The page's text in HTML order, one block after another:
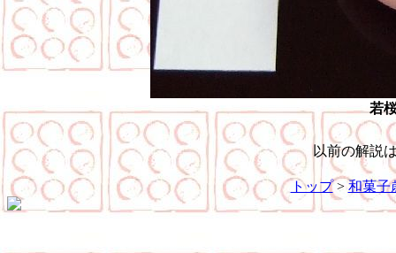
若
以前の解説
トップ> 和菓子